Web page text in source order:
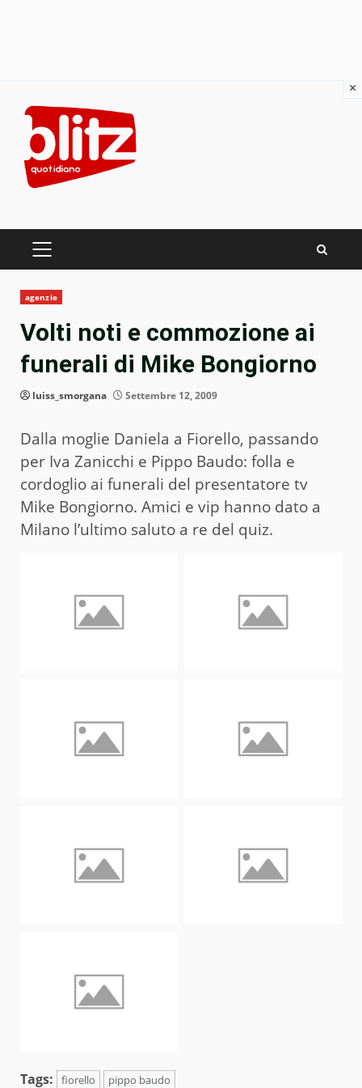
content
PRIMARY
agenzie
Volti noti e commozione ai
funerali di Mike Bongiorno
luiss_smorgana Settembre 12, 2009
Dalla moglie Daniela a Fiorello, passando
per Iva Zanicchi e Pippo Baudo: folla e
cordoglio ai funerali del presentatore tv
Mike Bongiorno. Amici e vip hanno dato a
Milano l’ultimo saluto a re del quiz.
Tags: fiorello pippo baudo
×